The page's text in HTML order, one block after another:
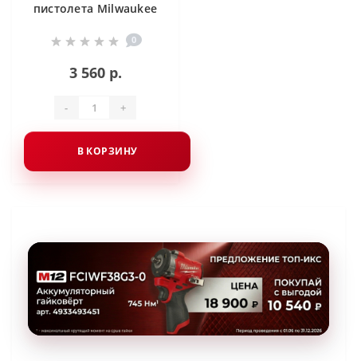
пистолета Milwaukee
4932352844 0
3 560 р.
- +
В КОРЗИНУ